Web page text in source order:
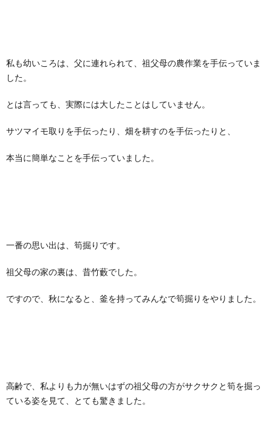
私も幼いころは、父に連れられて、祖父母の農作業を手伝っていま
した。
とは言っても、実際には大したことはしていません。
サツマイモ取りを手伝ったり、畑を耕すのを手伝ったりと、
本当に簡単なことを手伝っていました。
一番の思い出は、筍掘りです。
祖父母の家の裏は、昔竹藪でした。
ですので、秋になると、釜を持ってみんなで筍掘りをやりました。
高齢で、私よりも力が無いはずの祖父母の方がサクサクと筍を掘っ
ている姿を見て、とても驚きました。